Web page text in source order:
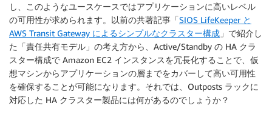
し、このようなユースケースではアプリケーションに高いレベル
の可用性が求められます。以前の共著記事「SIOS LifeKeeper と
AWS Transit Gateway によるシンプルなクラスター構成 」で紹介し
た「責任共有モデル」の考え方から、Active/Standby の HA クラ
スター構成で Amazon EC2 インスタンスを冗長化することで、仮
想マシンからアプリケーションの層までをカバーして高い可用性
を確保することが可能になります。それでは、Outposts ラックに
対応した HA クラスター製品には何があるのでしょうか？